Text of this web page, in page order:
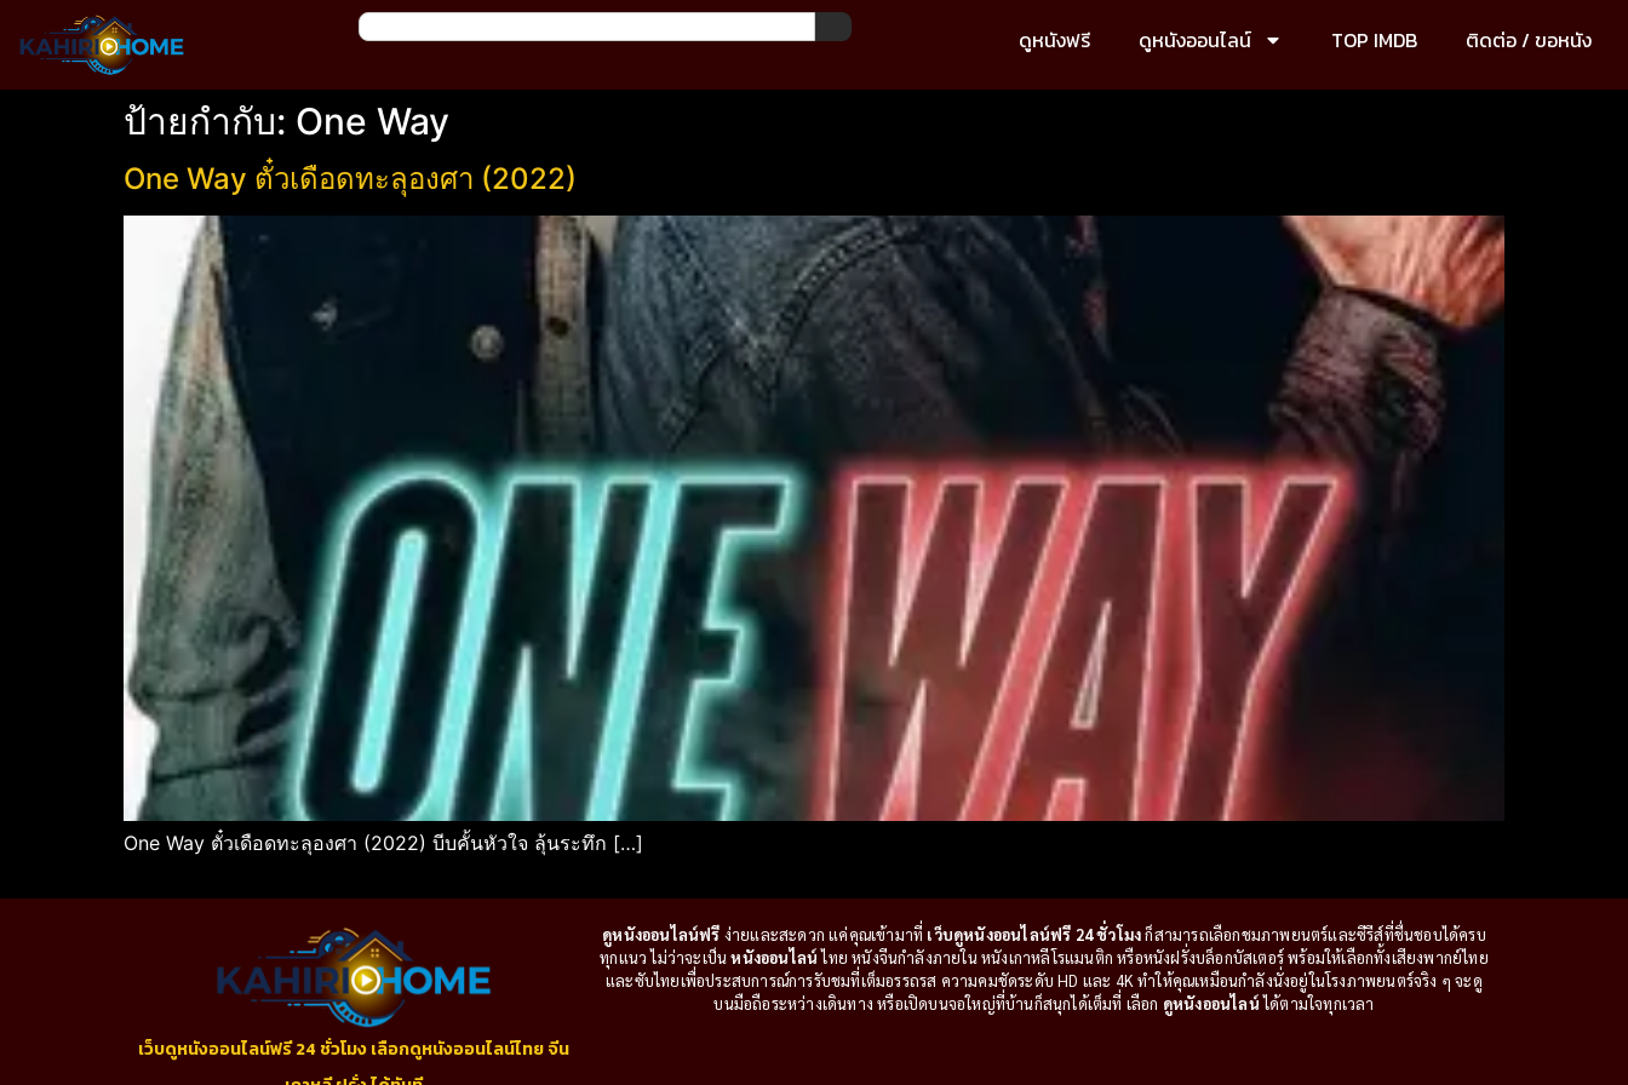
ดูหนังฟรี ดูหนังออนไลน์ TOP IMDB ติดต่อ / ขอหนัง
ป้ายกำกับ: One Way
One Way ตั๋วเดือดทะลุองศา (2022)
One Way ตั๋วเดือดทะลุองศา (2022) บีบคั้นหัวใจ ลุ้นระทึก […]
เว็บดูหนังออนไลน์ฟรี 24 ชั่วโมง เลือกดูหนังออนไลน์ไทย จีน
ดูหนังออนไลน์ฟรี ง่ายและสะดวก แค่คุณเข้ามาที่ เว็บดูหนังออนไลน์ฟรี 24 ชั่วโมงก็สามารถเลือกชมภาพยนตร์และซีรีส์ที่ชื่นชอบได้ครบ
ทุกแนว ไม่ว่าจะเป็นหนังออนไลน์ไทย หนังจีนกำลังภายใน หนังเกาหลีโรแมนติก หรือหนังฝรั่งบล็อกบัสเตอร์ พร้อมให้เลือกทั้งเสียงพากย์ไทย
และซับไทยเพื่อประสบการณ์การรับชมที่เต็มอรรถรส ความคมชัดระดับ HD และ 4K ทำให้คุณเหมือนกำลังนั่งอยู่ในโรงภาพยนตร์จริง ๆ จะดู
บนมือถือระหว่างเดินทาง หรือเปิดบนจอใหญ่ที่บ้านก็สนุกได้เต็มที่ เลือก ดูหนังออนไลน์ได้ตามใจทุกเวลา